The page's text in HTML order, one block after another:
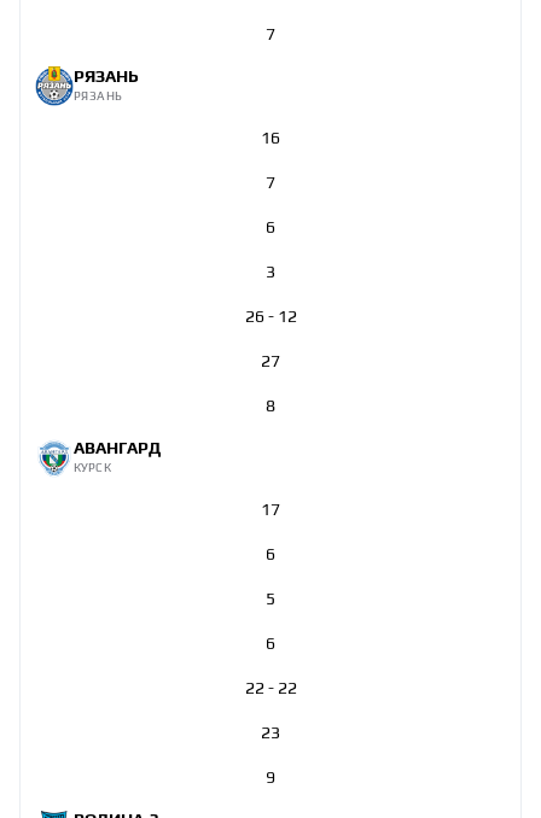
7
РЯЗАНЬ
РЯЗАНЬ
16
7
6
3
26 - 12
27
8
АВАНГАРД
КУРСК
17
6
5
6
22 - 22
23
9